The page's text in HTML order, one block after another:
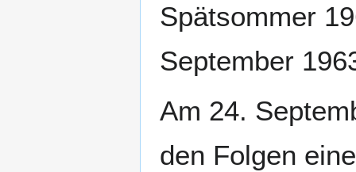
Spätsommer
September
Am 24.
den Folgen